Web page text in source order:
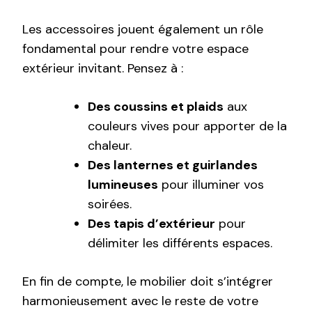
Les accessoires jouent également un rôle
fondamental pour rendre votre espace
extérieur invitant. Pensez à :
Des coussins et plaids aux
couleurs vives pour apporter de la
chaleur.
Des lanternes et guirlandes
lumineuses pour illuminer vos
soirées.
Des tapis d’extérieur pour
délimiter les différents espaces.
En fin de compte, le mobilier doit s’intégrer
harmonieusement avec le reste de votre